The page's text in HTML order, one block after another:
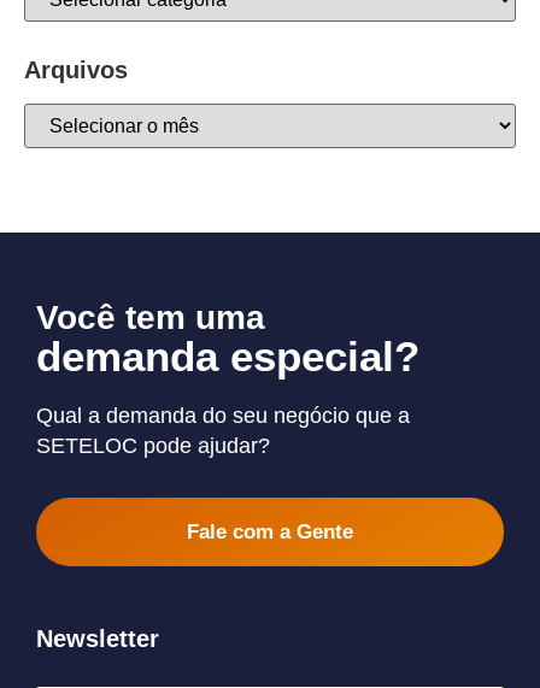
Arquivos
Você tem uma
demanda especial?
Qual a demanda do seu negócio que a
SETELOC pode ajudar?
Fale com a Gente
Newsletter